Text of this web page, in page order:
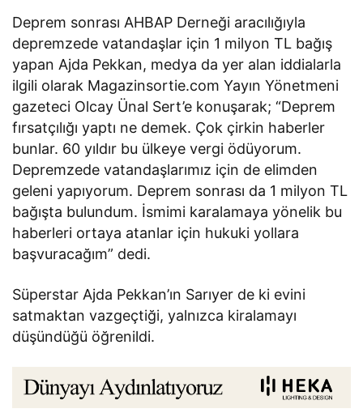
Deprem sonrası AHBAP Derneği aracılığıyla
depremzede vatandaşlar için 1 milyon TL bağış
yapan Ajda Pekkan, medya da yer alan iddialarla
ilgili olarak Magazinsortie.com Yayın Yönetmeni
gazeteci Olcay Ünal Sert’e konuşarak; “Deprem
fırsatçılığı yaptı ne demek. Çok çirkin haberler
bunlar. 60 yıldır bu ülkeye vergi ödüyorum.
Depremzede vatandaşlarımız için de elimden
geleni yapıyorum. Deprem sonrası da 1 milyon TL
bağışta bulundum. İsmimi karalamaya yönelik bu
haberleri ortaya atanlar için hukuki yollara
başvuracağım” dedi.
Süperstar Ajda Pekkan’ın Sarıyer de ki evini
satmaktan vazgeçtiği, yalnızca kiralamayı
düşündüğü öğrenildi.